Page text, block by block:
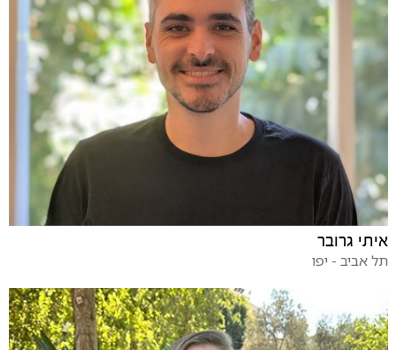
איתי גרובר
תל אביב - יפו